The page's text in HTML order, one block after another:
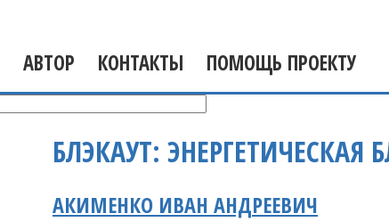
АВТОР КОНТАКТЫ ПОМОЩЬ ПРОЕКТУ
БЛЭКАУТ:
АКИМЕНКО ИВАН АНДРЕЕВИЧ